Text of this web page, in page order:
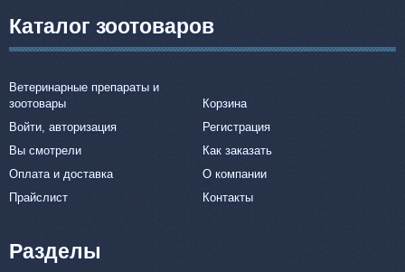
Каталог зоотоваров
Ветеринарные препараты и
зоотовары
Корзина
Войти, авторизация
Регистрация
Вы смотрели
Как заказать
Оплата и доставка
О компании
Прайслист
Контакты
Разделы